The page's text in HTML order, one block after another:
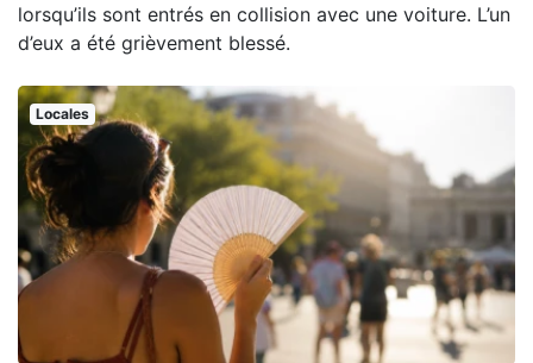
lorsqu’ils sont entrés en collision avec une voiture. L’un
d’eux a été grièvement blessé.
Locales